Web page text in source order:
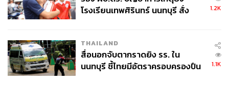
ออกแถลงการณ์หลังเกิดเหตุ ระบุว่า “การโจมตีโดยประมาท
พร้อมเรียกร้องให้หยุดการโจมตีโรงไฟฟ้านิวเคลียร์ในทันที
โรงเรียนเทพศิรินทร์ นนทบุรี สั่ง
1.2K
THAILAND
สื่อนอกจับตากราดยิง รร. ใน
นนทบุรี ชี้ไทยมีอัตราครอบครองปืน
1.1K